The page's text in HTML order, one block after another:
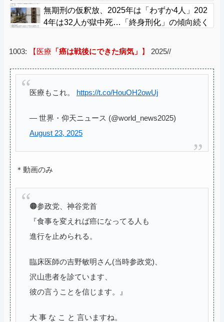
無期刑の仮釈放、2025年は「わずか4人」202
4年は32人が獄中死…「終身刑化」の傾向続く
1003: 【医療 「癌は戦後にできた病気」 】 2025//
医療もこれ。 https://t.co/HouOH2owUj
— 世界・仰天ニュース (@world_news2025)
August 23, 2025
＊動画のみ
🟠参政党、神谷党首
『食事を変えれば癌になってる人も
進行を止められる。
臨床医師の吉野敏明さん(当時参政党)、
沢山患者を診ています、
彼の言うことを信じます。』
大 事 な こ と 言いますね。